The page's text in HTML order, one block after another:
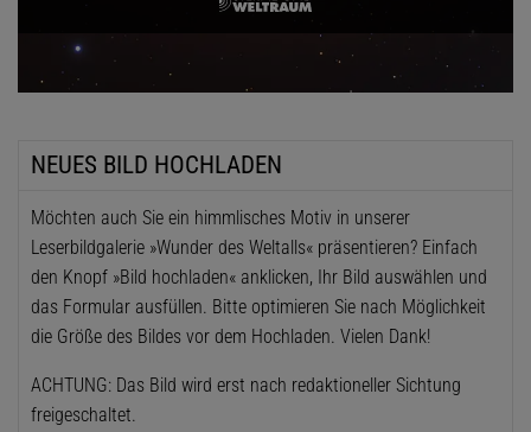
NEUES BILD HOCHLADEN
Möchten auch Sie ein himmlisches Motiv in unserer
Leserbildgalerie »Wunder des Weltalls« präsentieren? Einfach
den Knopf »Bild hochladen« anklicken, Ihr Bild auswählen und
das Formular ausfüllen. Bitte optimieren Sie nach Möglichkeit
die Größe des Bildes vor dem Hochladen. Vielen Dank!
ACHTUNG: Das Bild wird erst nach redaktioneller Sichtung
freigeschaltet.